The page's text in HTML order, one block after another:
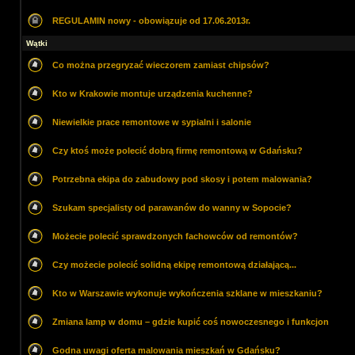
REGULAMIN nowy - obowiązuje od 17.06.2013r.
Wątki
Co można przegryzać wieczorem zamiast chipsów?
Kto w Krakowie montuje urządzenia kuchenne?
Niewielkie prace remontowe w sypialni i salonie
Czy ktoś może polecić dobrą firmę remontową w Gdańsku?
Potrzebna ekipa do zabudowy pod skosy i potem malowania?
Szukam specjalisty od parawanów do wanny w Sopocie?
Możecie polecić sprawdzonych fachowców od remontów?
Czy możecie polecić solidną ekipę remontową działającą...
Kto w Warszawie wykonuje wykończenia szklane w mieszkaniu?
Zmiana lamp w domu – gdzie kupić coś nowoczesnego i funkcjon
Godna uwagi oferta malowania mieszkań w Gdańsku?